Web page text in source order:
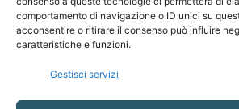
comportamento di navigazione o ID unici su
acconsentire o ritirare il consenso può influire
caratteristiche e funzioni.
Gestisci servizi